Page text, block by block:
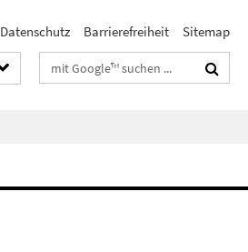
Datenschutz Barrierefreiheit Sitemap
Suchbegriffe